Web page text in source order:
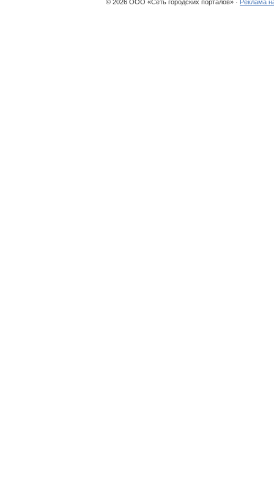
© 2026 ООО «Сеть городских порталов» · Реклама